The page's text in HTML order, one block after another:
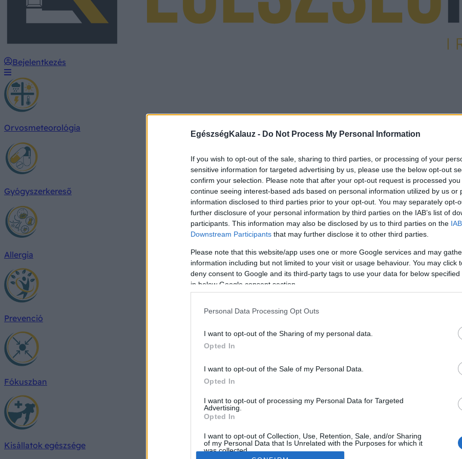
EgészségKalauz - Do Not Process My Personal Information
If you wish to opt-out of the sale, sharing to third parties, or processing of your
sensitive information for targeted advertising by us, please use the below opt-out
confirm your selection. Please note that after your opt-out request is processed you
continue seeing interest-based ads based on personal information utilized by us or
information disclosed to third parties prior to your opt-out. You may separately opt-
further disclosure of your personal information by third parties on the IAB’s list of
participants. This information may also be disclosed by us to third parties on the
Downstream Participants that may further disclose it to other third parties.
Please note that this website/app uses one or more Google services and may
information including but not limited to your visit or usage behaviour. You may click
deny consent to Google and its third-party tags to use your data for below specified
in below Google consent section.
Personal Data Processing Opt Outs
I want to opt-out of the Sharing of my personal data.
Opted In
I want to opt-out of the Sale of my Personal Data.
Opted In
I want to opt-out of processing my Personal Data for Targeted
Advertising.
Opted In
I want to opt-out of Collection, Use, Retention, Sale, and/or Sharing
of my Personal Data that Is Unrelated with the Purposes for which it
was collected.
Bejelentkezés
Orvosmeteorológia
Gyógyszerkereső
Allergia
Prevenció
Fókuszban
Kisállatok egészsége